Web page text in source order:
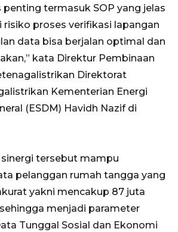
penting termasuk SOP yang jelas
proses verifikasi lapangan
data bisa berjalan optimal dan
kata Direktur Pembinaan
Direktorat
Kementerian Energi
(ESDM) Havidh Nazif di
sinergi tersebut mampu
pelanggan rumah tangga yang
yakni mencakup 87 juta
menjadi parameter
Tunggal Sosial dan Ekonomi